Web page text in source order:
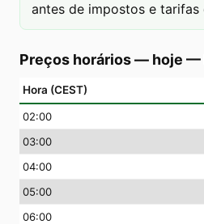
antes de impostos e tarifas
Preços horários — hoje —
Hora (CEST)
02:00
03:00
04:00
05:00
06:00